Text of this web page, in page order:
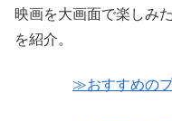
映画を大画面で楽しみ
を紹介。
≫おすすめの